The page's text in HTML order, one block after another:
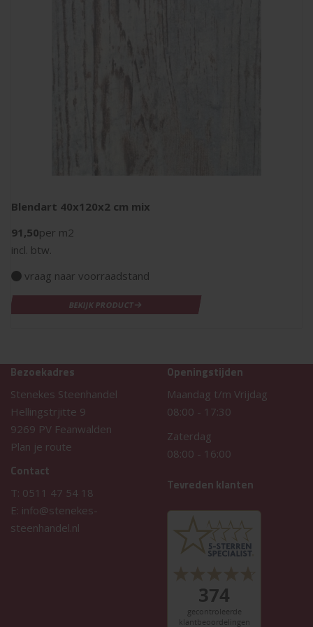
Blendart 40x120x2 cm mix
91,50per m2
incl. btw.
vraag naar voorraadstand
BEKIJK PRODUCT
Bezoekadres
Stenekes Steenhandel
Hellingstrjitte 9
9269 PV Feanwalden
Plan je route
Contact
T: 0511 47 54 18
E: info@stenekes-
steenhandel.nl
Openingstijden
Maandag t/m Vrijdag
08:00 - 17:30
Zaterdag
08:00 - 16:00
Tevreden klanten